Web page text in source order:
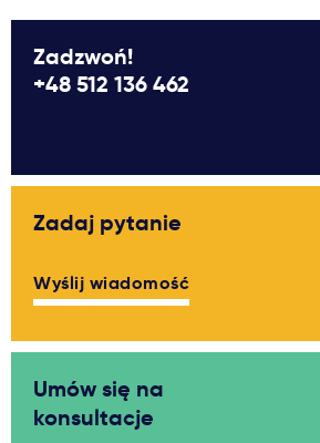
Zadzwoń!
+48 512 136 462
Zadaj pytanie
Wyślij wiadomość
Umów się na
konsultacje